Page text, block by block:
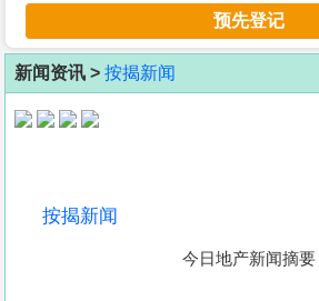
客
地
产
预先登记
新闻资讯 > 按揭新闻
按揭新闻
今日地产新闻摘要